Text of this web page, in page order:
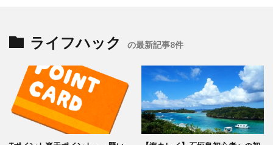
ライフハック の最新記事8件